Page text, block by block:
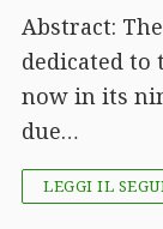
Abstract:
dedicated to
now in its
due…
LEGGI IL